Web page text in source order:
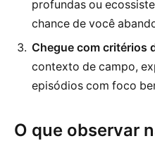
profundas ou
chance de você
Chegue com critérios
contexto de campo,
episódios com foco
O que observar